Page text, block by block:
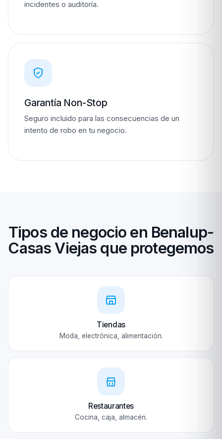
incidentes o auditoría.
Garantía Non-Stop
Seguro incluido para las consecuencias de un
intento de robo en tu negocio.
Tipos de negocio en Benalup-
Casas Viejas que protegemos
Tiendas
Moda, electrónica, alimentación.
Restaurantes
Cocina, caja, almacén.